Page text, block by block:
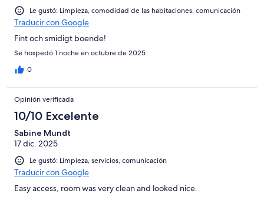
Le gustó: Limpieza, comodidad de las habitaciones, comunicación
Traducir con Google
Fint och smidigt boende!
Se hospedó 1 noche en octubre de 2025
0
Opinión verificada
10/10 Excelente
Sabine Mundt
17 dic. 2025
Le gustó: Limpieza, servicios, comunicación
Traducir con Google
Easy access, room was very clean and looked nice.